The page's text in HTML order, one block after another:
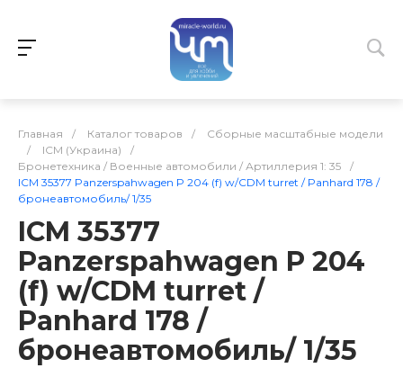
Главная / Каталог товаров /
Сборные масштабные модели
/
ICM (Украина)
/
Бронетехника / Военные автомобили / Артиллерия 1: 35
/
ICM 35377 Panzerspahwagen P 204 (f) w/CDM turret / Panhard 178 /
бронеавтомобиль/ 1/35
ICM 35377
Panzerspahwagen P 204
(f) w/CDM turret /
Panhard 178 /
бронеавтомобиль/ 1/35